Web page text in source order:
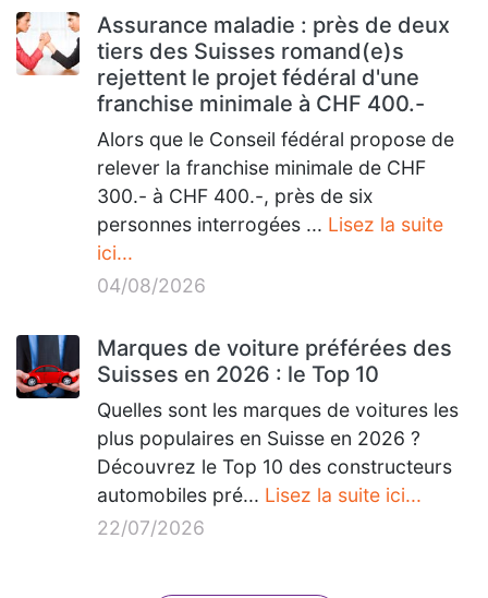
Assurance maladie : près de deux
tiers des Suisses romand(e)s
rejettent le projet fédéral d'une
franchise minimale à CHF 400.-
Alors que le Conseil fédéral propose de
relever la franchise minimale de CHF
300.- à CHF 400.-, près de six
personnes interrogées ... Lisez la suite
ici...
04/08/2026
Marques de voiture préférées des
Suisses en 2026 : le Top 10
Quelles sont les marques de voitures les
plus populaires en Suisse en 2026 ?
Découvrez le Top 10 des constructeurs
automobiles pré... Lisez la suite ici...
22/07/2026